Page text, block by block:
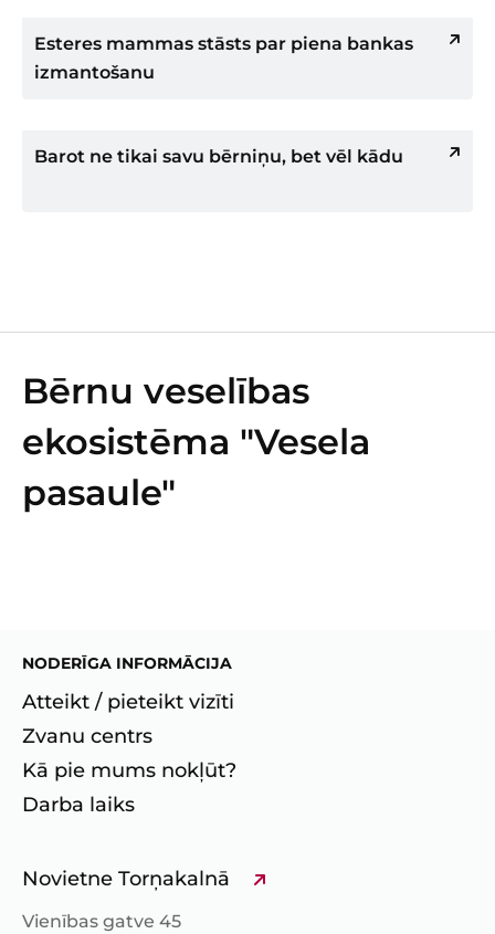
Esteres mammas stāsts par piena bankas
izmantošanu
Barot ne tikai savu bērniņu, bet vēl kādu
Bērnu veselības
ekosistēma "Vesela
pasaule"
NODERĪGA INFORMĀCIJA
Atteikt / pieteikt vizīti
Zvanu centrs
Kā pie mums nokļūt?
Darba laiks
Novietne Torņakalnā
Vienības gatve 45